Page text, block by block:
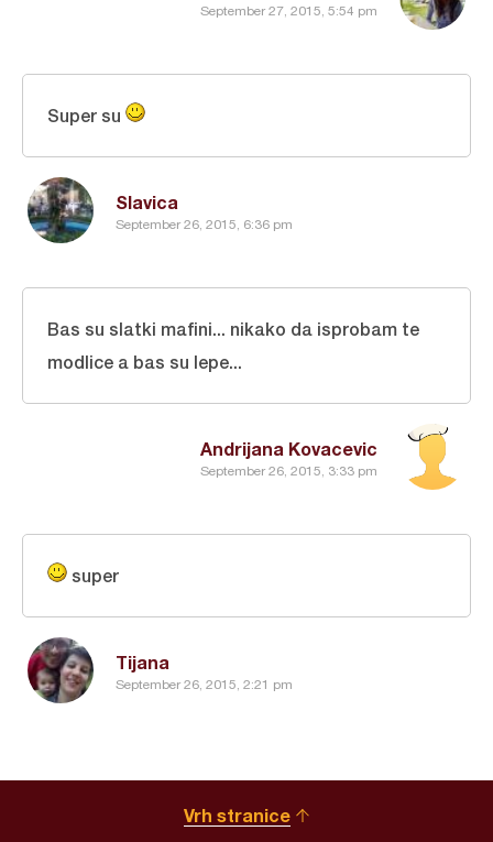
September 27, 2015, 5:54 pm
Slavica
September 26, 2015, 6:36 pm
Super su
Andrijana Kovacevic
September 26, 2015, 3:33 pm
Bas su slatki mafini... nikako da isprobam te
modlice a bas su lepe...
Tijana
September 26, 2015, 2:21 pm
super
Vrh stranice